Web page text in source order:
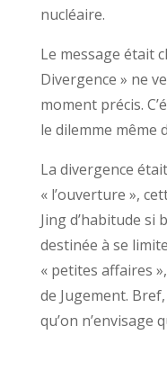
nucléaire.
Le message était
Divergence » ne
moment précis.
le dilemme même
La divergence
« l’ouverture »,
Jing d’habitude si
destinée à se
« petites affaires
de Jugement.
qu’on n’envisage